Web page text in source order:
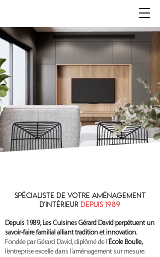
Spécialiste de votre aménagement
d'intérieur depuis 1989
Depuis 1989, Les Cuisines Gérard David perpétuent un
savoir-faire familial alliant tradition et innovation.
Fondée par Gérard David, diplômé de l’École Boulle,
l’entreprise excelle dans l’aménagement sur mesure.